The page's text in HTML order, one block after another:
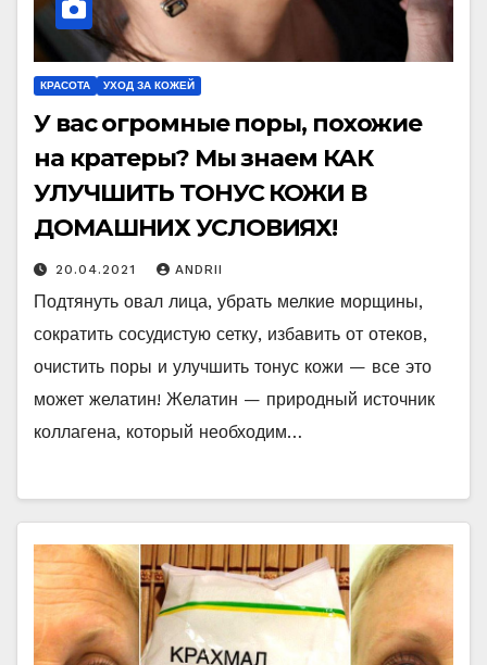
КРАСОТА УХОД ЗА КОЖЕЙ
У вас огромные поры, похожие
на кратеры? Мы знаем КАК
УЛУЧШИТЬ ТОНУС КОЖИ В
ДОМАШНИХ УСЛОВИЯХ!
20.04.2021 ANDRII
Подтянуть овал лица, убрать мелкие морщины,
сократить сосудистую сетку, избавить от отеков,
очистить поры и улучшить тонус кожи — все это
может желатин! Желатин — природный источник
коллагена, который необходим…